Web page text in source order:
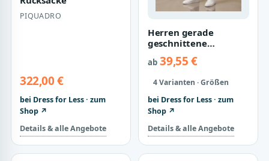
PIQUADRO
322,00 €
bei Dress for Less · zum
Shop ↗
Details & alle Angebote
Herren gerade
geschnittene
Webhose
ab39,55 €
4 Varianten · Größen
bei Dress for Less · zum
Shop ↗
Details & alle Angebote